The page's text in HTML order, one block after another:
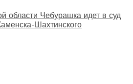
области Чебурашка идет в суд
Шахтинского